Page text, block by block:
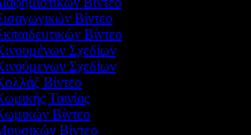
Βίντεο
Βίντεο
Σχεδίων
Σχεδίων
Βίντεο
Ταινίας
Βίντεο
Βίντεο